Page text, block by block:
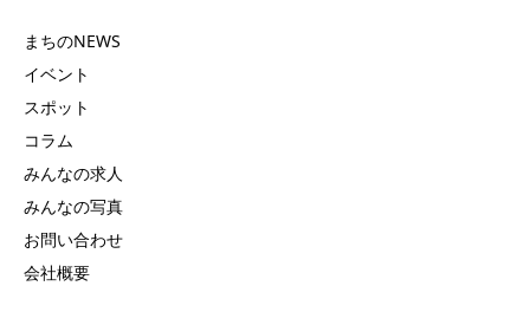
まちのNEWS
イベント
スポット
コラム
みんなの求人
みんなの写真
お問い合わせ
会社概要